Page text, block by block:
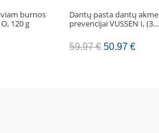
burnos
120 g
Dantų pasta dantų
prevencijai VUSSEN I, (3…
59.97€ Original
50.97 €